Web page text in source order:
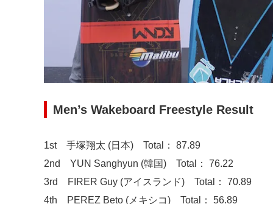
Men’s Wakeboard Freestyle Result
1st 手塚翔太 (日本) Total： 87.89
2nd YUN Sanghyun (韓国) Total： 76.22
3rd FIRER Guy (アイスランド) Total： 70.89
4th PEREZ Beto (メキシコ) Total： 56.89